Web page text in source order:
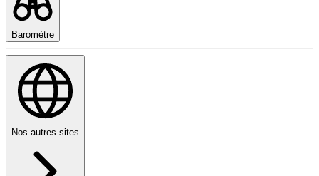
Baromètre
Nos autres sites